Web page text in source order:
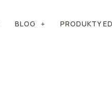
BLOG PRODUKTY